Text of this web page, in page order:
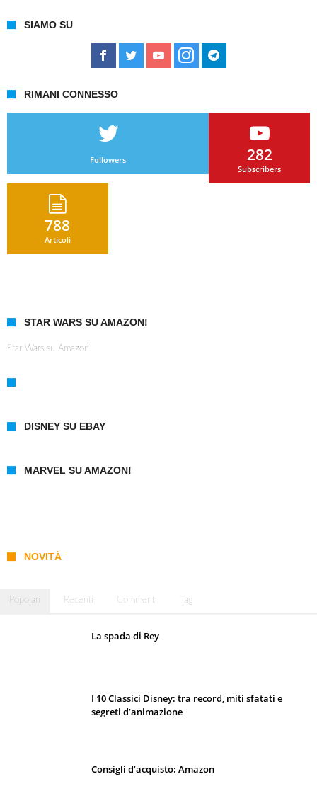
SIAMO SU
RIMANI CONNESSO
Followers 282
Subscribers
788
Articoli
STAR WARS SU AMAZON!
Star Wars su Amazon
DISNEY SU EBAY
MARVEL SU AMAZON!
NOVITÀ
Popolari Recenti Commenti Tag
La spada di Rey
I 10 Classici Disney: tra record, miti sfatati e
segreti d’animazione
Consigli d’acquisto: Amazon